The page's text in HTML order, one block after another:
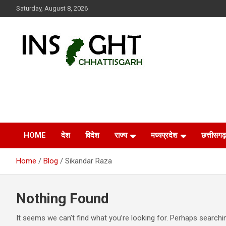
to
Saturday, August 8, 2026
HOME देश विदेश राज्य मध्यप्रदेश छत्तीसगढ़
Home Blog Sikandar Raza
Nothing Found
It seems we can’t find what you’re looking for. Perhaps